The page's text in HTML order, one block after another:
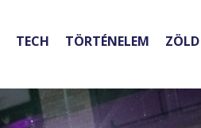
TECH TÖRTÉNELEM ZÖLD